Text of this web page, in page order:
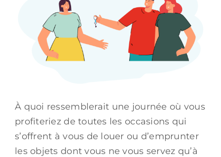
À quoi ressemblerait une journée où vous
profiteriez de toutes les occasions qui
s’offrent à vous de louer ou d’emprunter
les objets dont vous ne vous servez qu’à